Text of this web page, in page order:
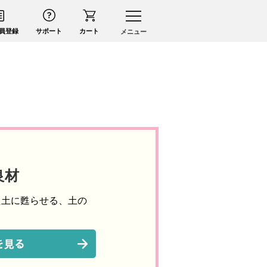
メニュー
登録 サポート カート
材
に甦らせる、土の